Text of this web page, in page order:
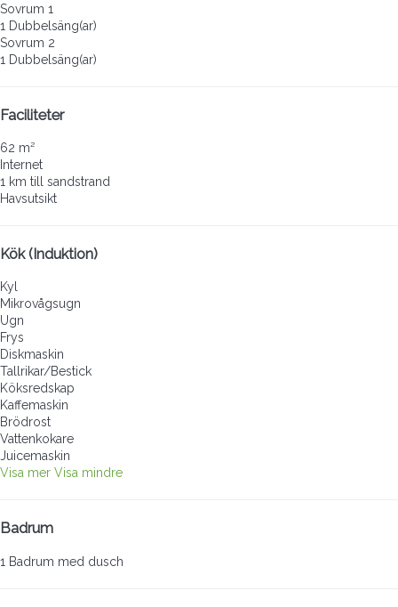
Sovrum 1
1 Dubbelsäng(ar)
Sovrum 2
1 Dubbelsäng(ar)
Faciliteter
62 m²
Internet
1 km till sandstrand
Havsutsikt
Kök (Induktion)
Kyl
Mikrovågsugn
Ugn
Frys
Diskmaskin
Tallrikar/Bestick
Köksredskap
Kaffemaskin
Brödrost
Vattenkokare
Juicemaskin
Visa mer Visa mindre
Badrum
1 Badrum med dusch